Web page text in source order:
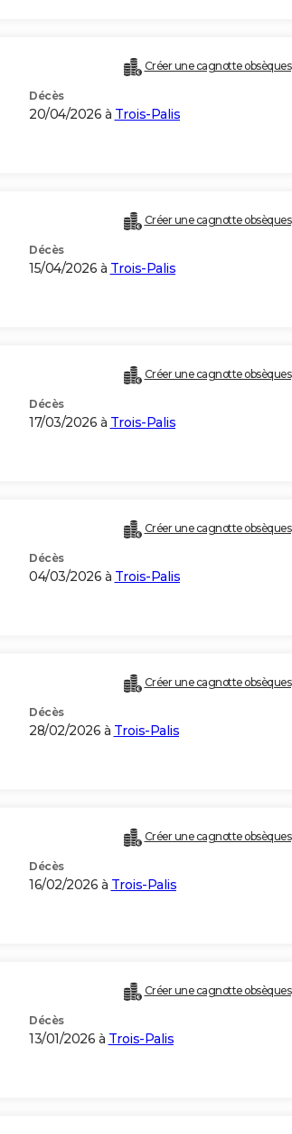
Créer une cagnotte obsèques
Décès
20/04/2026 à Trois-Palis
Créer une cagnotte obsèques
Décès
15/04/2026 à Trois-Palis
Créer une cagnotte obsèques
Décès
17/03/2026 à Trois-Palis
Créer une cagnotte obsèques
Décès
04/03/2026 à Trois-Palis
Créer une cagnotte obsèques
Décès
28/02/2026 à Trois-Palis
Créer une cagnotte obsèques
Décès
16/02/2026 à Trois-Palis
Créer une cagnotte obsèques
Décès
13/01/2026 à Trois-Palis